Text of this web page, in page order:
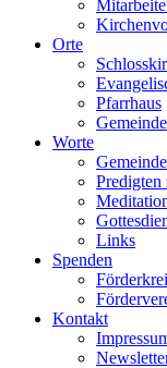
Orte
Pfarrhaus
Worte
Predigten
Links
Spenden
Kontakt